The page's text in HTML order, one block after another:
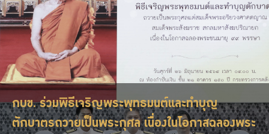
กบข. ร่วมพิธีเจริญพระพุทธมนต์และทำบุญ
ตักบาตรถวายเป็นพระกุศล เนื่องในโอกาสฉลองพระ